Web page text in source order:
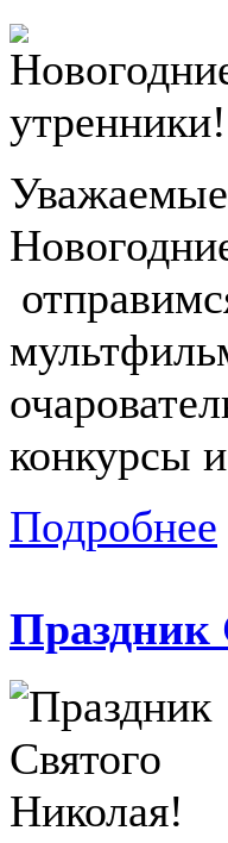
конкурсы
Подробнее
Праздник